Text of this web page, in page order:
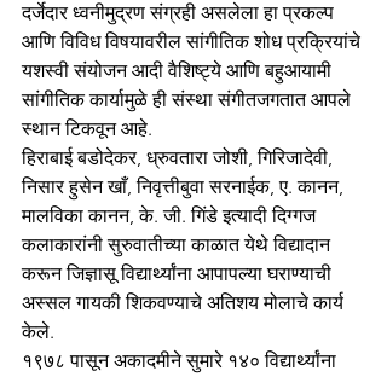
दर्जेदार ध्वनीमुद्रण संग्रही असलेला हा प्रकल्प
आणि विविध विषयावरील सांगीतिक शोध प्रक्रियांचे
यशस्वी संयोजन आदी वैशिष्ट्ये आणि बहुआयामी
सांगीतिक कार्यामुळे ही संस्था संगीतजगतात आपले
स्थान टिकवून आहे.
हिराबाई बडोदेकर, ध्रुवतारा जोशी, गिरिजादेवी,
निसार हुसेन खाँ, निवृत्तीबुवा सरनाईक, ए. कानन,
मालविका कानन, के. जी. गिंडे इत्यादी दिग्गज
कलाकारांनी सुरुवातीच्या काळात येथे विद्यादान
करून जिज्ञासू विद्यार्थ्यांना आपापल्या घराण्याची
अस्सल गायकी शिकवण्याचे अतिशय मोलाचे कार्य
केले.
१९७८ पासून अकादमीने सुमारे १४० विद्यार्थ्यांना